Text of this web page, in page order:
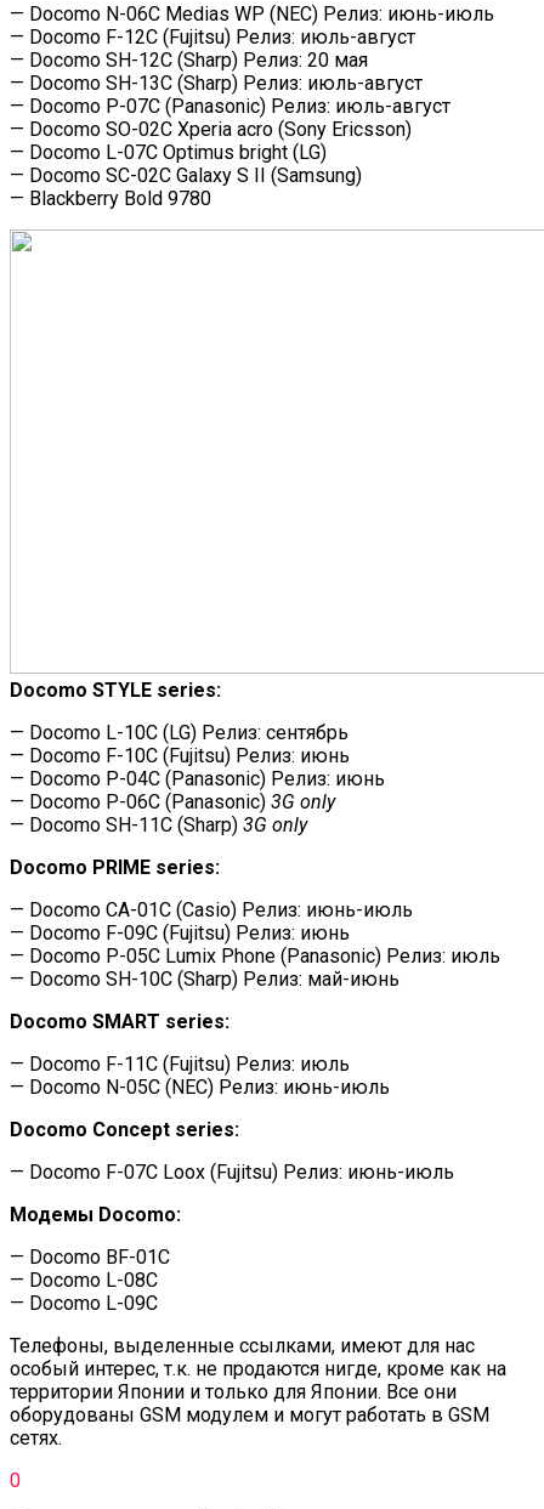
— Docomo N-06C Medias WP (NEC) Релиз: июнь-июль
— Docomo F-12C (Fujitsu) Релиз: июль-август
— Docomo SH-12C (Sharp) Релиз: 20 мая
— Docomo SH-13C (Sharp) Релиз: июль-август
— Docomo P-07C (Panasonic) Релиз: июль-август
— Docomo SO-02C Xperia acro (Sony Ericsson)
— Docomo L-07C Optimus bright (LG)
— Docomo SC-02C Galaxy S II (Samsung)
— Blackberry Bold 9780
Docomo STYLE series:
— Docomo L-10C (LG) Релиз: сентябрь
— Docomo F-10C (Fujitsu) Релиз: июнь
— Docomo P-04C (Panasonic) Релиз: июнь
— Docomo P-06C (Panasonic) 3G only
— Docomo SH-11C (Sharp) 3G only
Docomo PRIME series:
— Docomo CA-01C (Casio) Релиз: июнь-июль
— Docomo F-09C (Fujitsu) Релиз: июнь
— Docomo P-05C Lumix Phone (Panasonic) Релиз: июль
— Docomo SH-10C (Sharp) Релиз: май-июнь
Docomo SMART series:
— Docomo F-11C (Fujitsu) Релиз: июль
— Docomo N-05C (NEC) Релиз: июнь-июль
Docomo Concept series:
— Docomo F-07C Loox (Fujitsu) Релиз: июнь-июль
Модемы Docomo:
— Docomo BF-01C
— Docomo L-08C
— Docomo L-09C
Телефоны, выделенные ссылками, имеют для нас
особый интерес, т.к. не продаются нигде, кроме как на
территории Японии и только для Японии. Все они
оборудованы GSM модулем и могут работать в GSM
сетях.
0